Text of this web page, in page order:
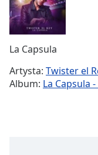
Remaining
Time-
Playback
Rate
La Capsula
Artysta: Twister el
Album: La Capsula